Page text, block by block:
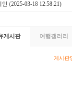
인 (2025-03-18 12:58:21)
게시판 여행갤러리
게시판